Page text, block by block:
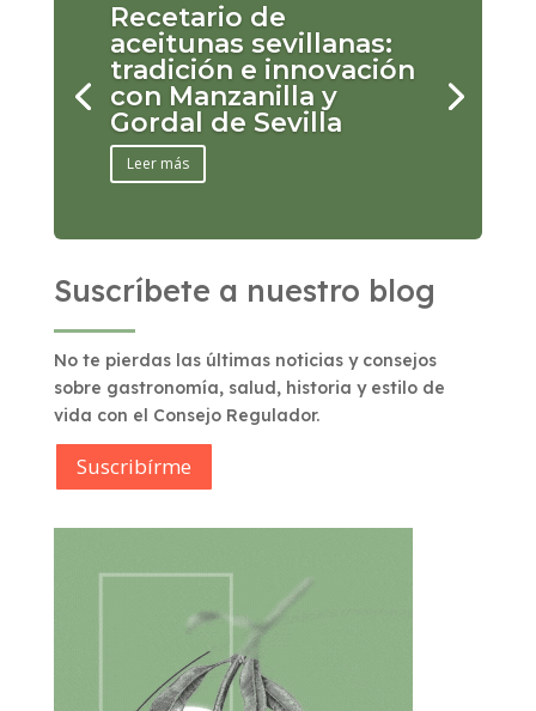
Recetario de
aceitunas sevillanas:
tradición e innovación
con Manzanilla y
Gordal de Sevilla
Leer más
Suscríbete a nuestro blog
No te pierdas las últimas noticias y consejos
sobre gastronomía, salud, historia y estilo de
vida con el Consejo Regulador.
Suscribírme